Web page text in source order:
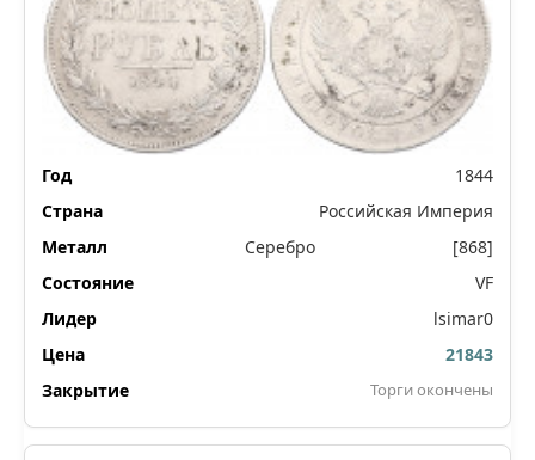
1844
Российская Империя
Серебро
[868]
VF
lsimar0
21843
Торги окончены